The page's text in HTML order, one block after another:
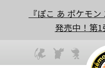
『ぽこ あ ポケモ
発売中！第1